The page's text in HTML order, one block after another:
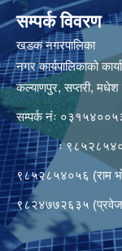
सम्पर्क विवरण
खडक नगरपालिका
नगर कार्यपालिकाको
कल्याणपुर, सप्तरी,
सम्पर्क नंः
ः
९८५२८५४०५६ (राम
९८२४७७२६३५